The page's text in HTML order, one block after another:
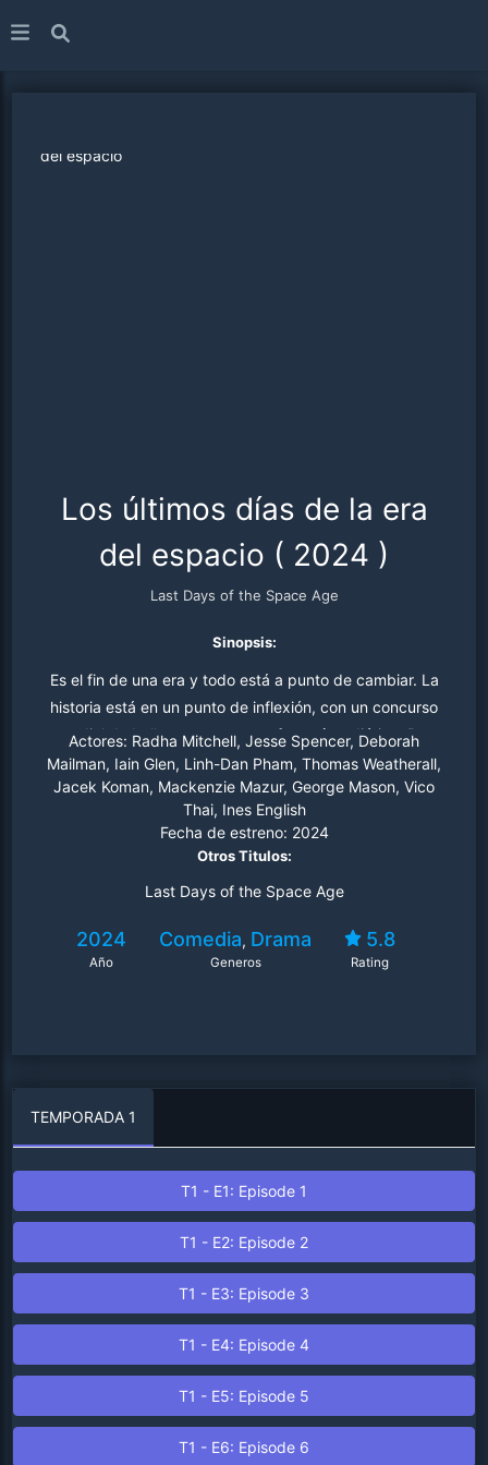
Los últimos días de la era
del espacio ( 2024 )
Last Days of the Space Age
Sinopsis:
Es el fin de una era y todo está a punto de cambiar. La
historia está en un punto de inflexión, con un concurso
mundial de belleza que crea un frenesí mediático. Pero
eso no es nada comparado con el drama que viven tres
familias aparentemente comunes y corrientes, en una
ciudad que nunca volverá a ser la misma.
Actores: Radha Mitchell, Jesse Spencer, Deborah
Mailman, Iain Glen, Linh-Dan Pham, Thomas Weatherall,
Jacek Koman, Mackenzie Mazur, George Mason, Vico
Thai, Ines English
Fecha de estreno: 2024
Otros Titulos:
Last Days of the Space Age
2024
Año
Comedia, Drama
Generos
5.8
Rating
TEMPORADA 1
T1 - E1: Episode 1
T1 - E2: Episode 2
T1 - E3: Episode 3
T1 - E4: Episode 4
T1 - E5: Episode 5
T1 - E6: Episode 6